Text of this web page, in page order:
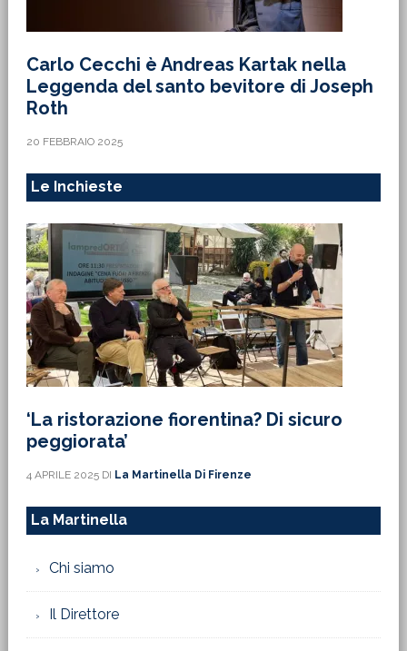
Carlo Cecchi è Andreas Kartak nella
Leggenda del santo bevitore di Joseph
Roth
20 FEBBRAIO 2025
Le Inchieste
‘La ristorazione fiorentina? Di sicuro
peggiorata’
4 APRILE 2025DI La Martinella Di Firenze
La Martinella
Chi siamo
Il Direttore